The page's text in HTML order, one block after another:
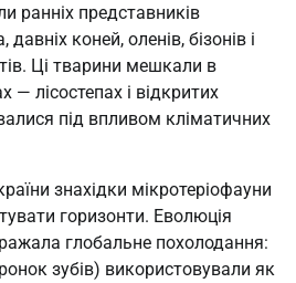
ранніх представників
коней, оленів, бізонів і
Ці тварини мешкали в
лісостепах і відкритих
під впливом кліматичних
знахідки мікротеріофауни
горизонти. Еволюція
глобальне похолодання:
зубів) використовували як